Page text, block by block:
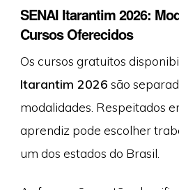
SENAI Itarantim 2026:
Cursos Oferecidos
Os cursos gratuitos
Itarantim 2026 são
modalidades. Respeitados
aprendiz pode escolher
um dos estados do Brasil.